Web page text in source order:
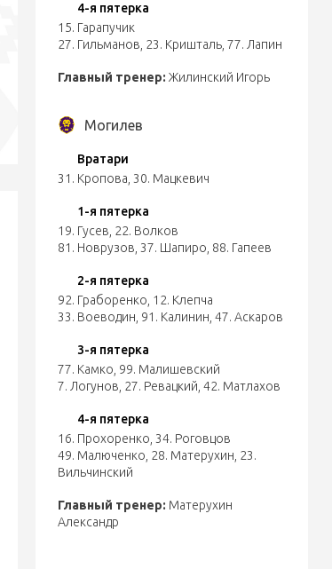
4-я пятерка
15. Гарапучик
27. Гильманов 23. Кришталь, 77. Лапин
Главный тренер: Жилинский Игорь
Могилев
Вратари
31. Кропова 30. Мацкевич
1-я пятерка
19. Гусев 22. Волков
81. Новрузов 37. Шапиро 88. Гапеев
2-я пятерка
92. Граборенко 12. Клепча
33. Воеводин 91. Калинин 47. Аскаров
3-я пятерка
77. Камко 99. Малишевский
7. Логунов 27. Ревацкий 42. Матлахов
4-я пятерка
16. Прохоренко 34. Роговцов
49. Малюченко 28. Матерухин 23.
Вильчинский
Главный тренер: Матерухин
Александр